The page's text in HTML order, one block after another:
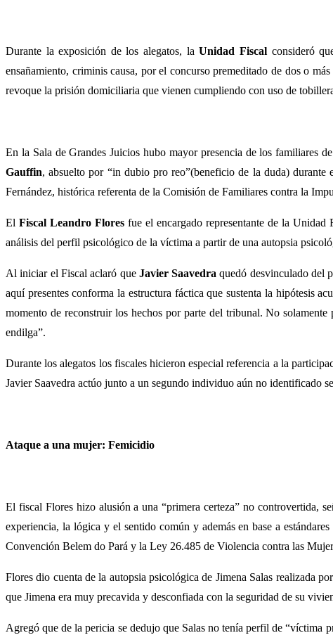
Durante la exposición de los alegatos, laUnidad Fiscalconsideró
ensañamiento, criminis causa, por el concurso premeditado de dos o
revoque la prisión domiciliaria que vienen cumpliendo con uso de
En la Sala de Grandes Juicios hubo mayor presencia de los familiares
Gauffin, absuelto por “in dubio pro reo”(beneficio de la duda)
Fernández, histórica referenta de la Comisión de Familiares contra la
ElFiscal Leandro Flores fue el encargado representante de la
análisis del perfil psicológico de la víctima a partir de una autopsia
Al iniciar el Fiscal aclaró que Javier Saavedra quedó desvinculado del
aquí presentes conforma la estructura fáctica que sustenta la hipótesis
momento de reconstruir los hechos por parte del tribunal. No
endilga”.
Durante los alegatos los fiscales hicieron especial referencia a la
Javier Saavedra actúo junto a un segundo individuo aún no identificado
Ataque a una mujer: Femicidio
El fiscal Flores hizo alusión a una “primera certeza” no controvertida,
experiencia, la lógica y el sentido común y además en base a
Convención Belem do Pará y la Ley 26.485 de Violencia contra las
Flores dio cuenta de la autopsia psicológica de Jimena Salas realizada
que Jimena era muy precavida y desconfiada con la seguridad de su
Agregó que de la pericia se dedujo que Salas no tenía perfil de “víctima